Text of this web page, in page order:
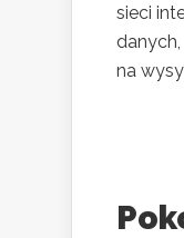
sieci
na